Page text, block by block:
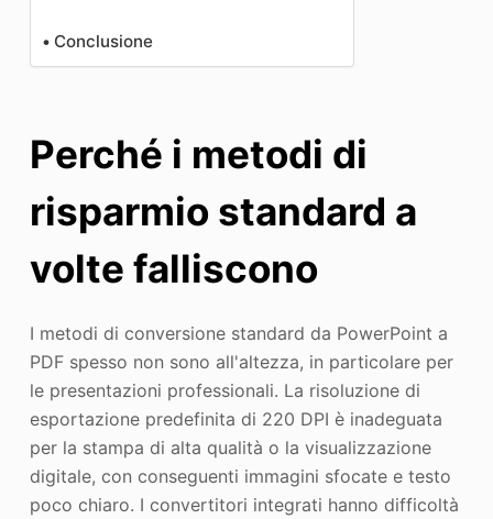
Conclusione
Perché i metodi di
risparmio standard a
volte falliscono
I metodi di conversione standard da PowerPoint a
PDF spesso non sono all'altezza, in particolare per
le presentazioni professionali. La risoluzione di
esportazione predefinita di 220 DPI è inadeguata
per la stampa di alta qualità o la visualizzazione
digitale, con conseguenti immagini sfocate e testo
poco chiaro. I convertitori integrati hanno difficoltà